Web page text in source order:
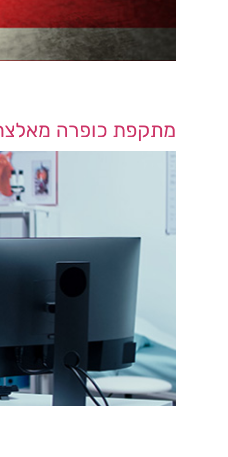
מתקפת כופרה מאלצת 21 בתי חולים ברומניה לעבוד ללא קישור